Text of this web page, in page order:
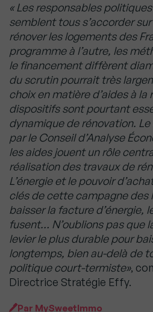
« Les responsables
semblent tous s’accorder
rénover les logements des
programme à l’autre, les
le financement diffèrent
du scrutin pourrait très
choix en matière d’aides à la
dispositifs sont pourtant
dynamique de rénovation.
par le Conseil d’Analyse
les aides jouent un rôle
réalisation des travaux de
L’énergie et le pouvoir
clés de cette campagne des
baisser la facture d’énergie,
fusent… N’oublions pas que
levier le plus durable pour
longtemps, bien au-delà de
politique court-termiste»,
Directrice Stratégie Effy.
Par MySweetImmo